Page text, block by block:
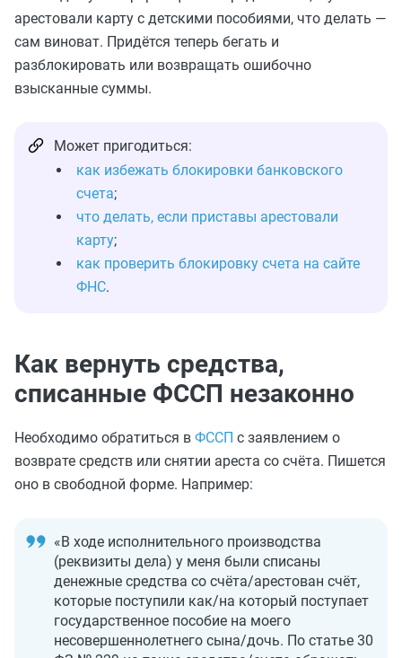
арестовали карту с детскими пособиями, что делать —
сам виноват. Придётся теперь бегать и
разблокировать или возвращать ошибочно
взысканные суммы.
Может пригодиться:
как избежать блокировки банковского
счета;
что делать, если приставы арестовали
карту;
как проверить блокировку счета на сайте
ФНС.
Как вернуть средства,
списанные ФССП незаконно
Необходимо обратиться в ФССП с заявлением о
возврате средств или снятии ареста со счёта. Пишется
оно в свободной форме. Например:
«В ходе исполнительного производства
(реквизиты дела) у меня были списаны
денежные средства со счёта/арестован счёт,
которые поступили как/на который поступает
государственное пособие на моего
несовершеннолетнего сына/дочь. По статье 30